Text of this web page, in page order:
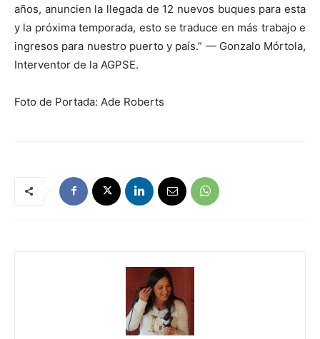
años, anuncien la llegada de 12 nuevos buques para esta
y la próxima temporada, esto se traduce en más trabajo e
ingresos para nuestro puerto y país.” — Gonzalo Mórtola,
Interventor de la AGPSE.
Foto de Portada: Ade Roberts